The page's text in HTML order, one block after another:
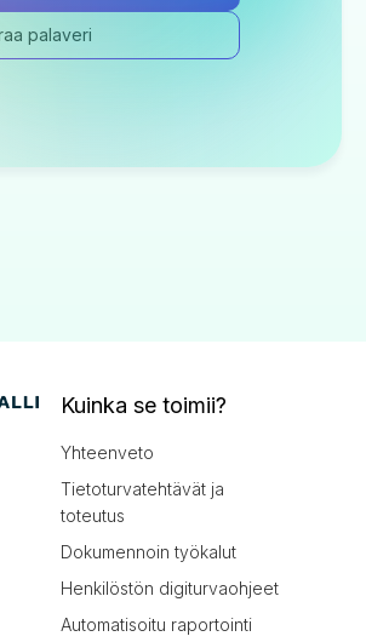
palaveri
Kuinka se toimii?
Yhteenveto
Tietoturvatehtävät ja
toteutus
Dokumennoin työkalut
Henkilöstön digiturvaohjeet
Automatisoitu raportointi